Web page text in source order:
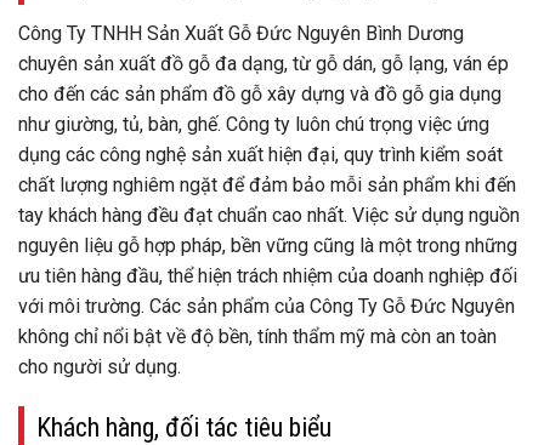
Công Ty TNHH Sản Xuất Gỗ Đức Nguyên Bình Dương
chuyên sản xuất đồ gỗ đa dạng, từ gỗ dán, gỗ lạng, ván ép
cho đến các sản phẩm đồ gỗ xây dựng và đồ gỗ gia dụng
như giường, tủ, bàn, ghế. Công ty luôn chú trọng việc ứng
dụng các công nghệ sản xuất hiện đại, quy trình kiểm soát
chất lượng nghiêm ngặt để đảm bảo mỗi sản phẩm khi đến
tay khách hàng đều đạt chuẩn cao nhất. Việc sử dụng nguồn
nguyên liệu gỗ hợp pháp, bền vững cũng là một trong những
ưu tiên hàng đầu, thể hiện trách nhiệm của doanh nghiệp đối
với môi trường. Các sản phẩm của Công Ty Gỗ Đức Nguyên
không chỉ nổi bật về độ bền, tính thẩm mỹ mà còn an toàn
cho người sử dụng.
Khách hàng, đối tác tiêu biểu